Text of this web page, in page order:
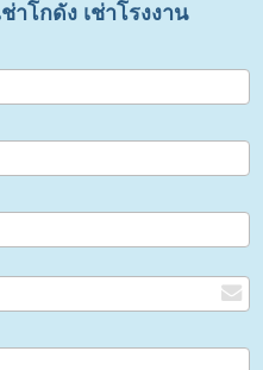
โกดัง เช่าโรงงาน